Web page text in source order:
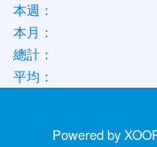
本週：
本月：
總計：
平均：
Powered by